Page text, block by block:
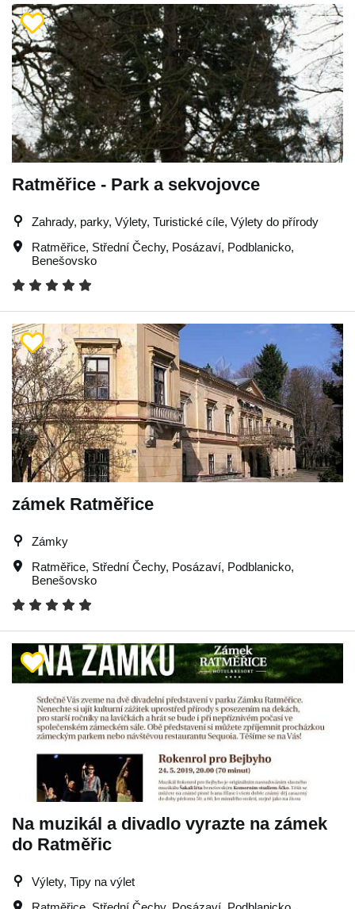
Ratměřice - Park a sekvojovce
Zahrady, parky, Výlety, Turistické cíle, Výlety do přírody
Ratměřice, Střední Čechy, Posázaví, Podblanicko,
Benešovsko
zámek Ratměřice
Zámky
Ratměřice, Střední Čechy, Posázaví, Podblanicko,
Benešovsko
Na muzikál a divadlo vyrazte na zámek
do Ratměřic
Výlety, Tipy na výlet